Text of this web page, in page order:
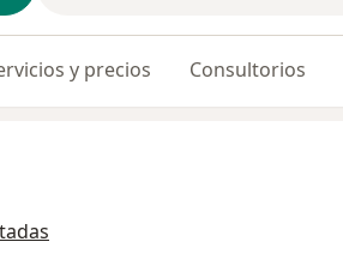
y precios Consultorios